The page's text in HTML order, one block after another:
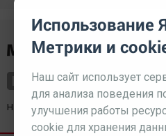
Наш партнерkurorty-sochi.ru
Использование
Метрики и
Наш сайт использует
для анализа поведения
улучшения работы
cookie для хранения